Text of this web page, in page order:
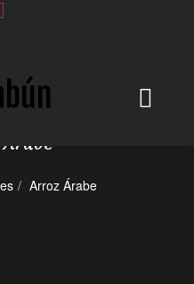
Arroz Árabe